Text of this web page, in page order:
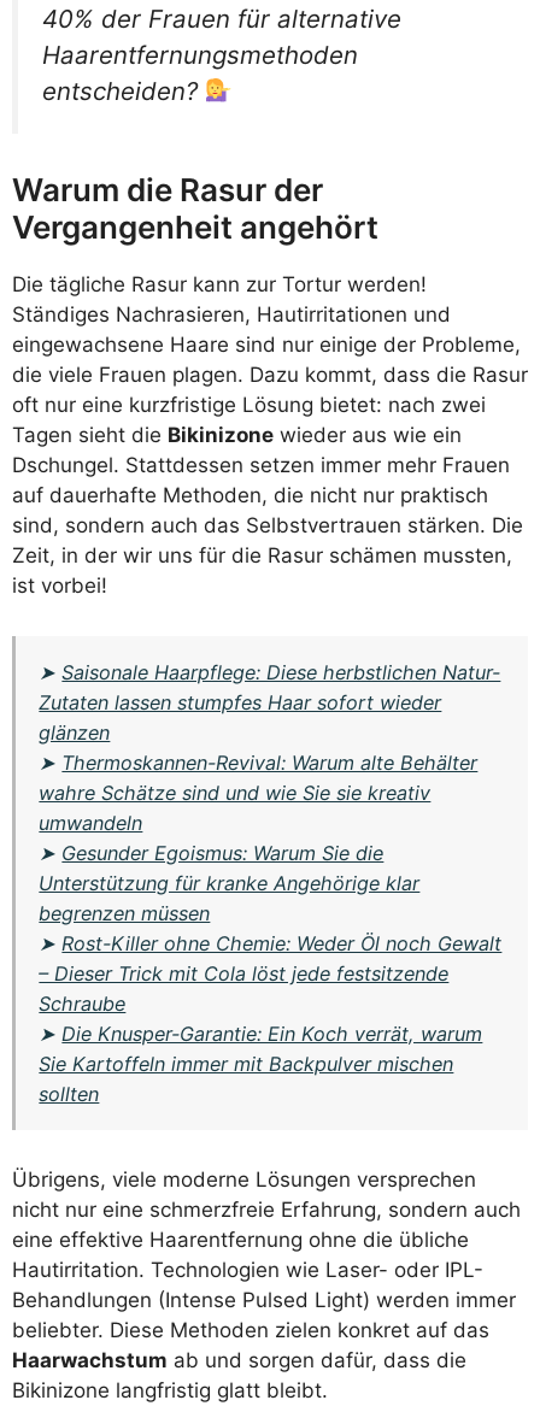
40% der Frauen für alternative
Haarentfernungsmethoden
entscheiden?
Warum die Rasur der
Vergangenheit angehört
Die tägliche Rasur kann zur Tortur werden!
Ständiges Nachrasieren, Hautirritationen und
eingewachsene Haare sind nur einige der Probleme,
die viele Frauen plagen. Dazu kommt, dass die Rasur
oft nur eine kurzfristige Lösung bietet: nach zwei
Tagen sieht die Bikinizone wieder aus wie ein
Dschungel. Stattdessen setzen immer mehr Frauen
auf dauerhafte Methoden, die nicht nur praktisch
sind, sondern auch das Selbstvertrauen stärken. Die
Zeit, in der wir uns für die Rasur schämen mussten,
ist vorbei!
➤Saisonale Haarpflege: Diese herbstlichen Natur-
Zutaten lassen stumpfes Haar sofort wieder
glänzen
➤ Thermoskannen-Revival: Warum alte Behälter
wahre Schätze sind und wie Sie sie kreativ
umwandeln
➤ Gesunder Egoismus: Warum Sie die
Unterstützung für kranke Angehörige klar
begrenzen müssen
➤ Rost-Killer ohne Chemie: Weder Öl noch Gewalt
– Dieser Trick mit Cola löst jede festsitzende
Schraube
➤ Die Knusper-Garantie: Ein Koch verrät, warum
Sie Kartoffeln immer mit Backpulver mischen
sollten
Übrigens, viele moderne Lösungen versprechen
nicht nur eine schmerzfreie Erfahrung, sondern auch
eine effektive Haarentfernung ohne die übliche
Hautirritation. Technologien wie Laser- oder IPL-
Behandlungen (Intense Pulsed Light) werden immer
beliebter. Diese Methoden zielen konkret auf das
Haarwachstum ab und sorgen dafür, dass die
Bikinizone langfristig glatt bleibt.